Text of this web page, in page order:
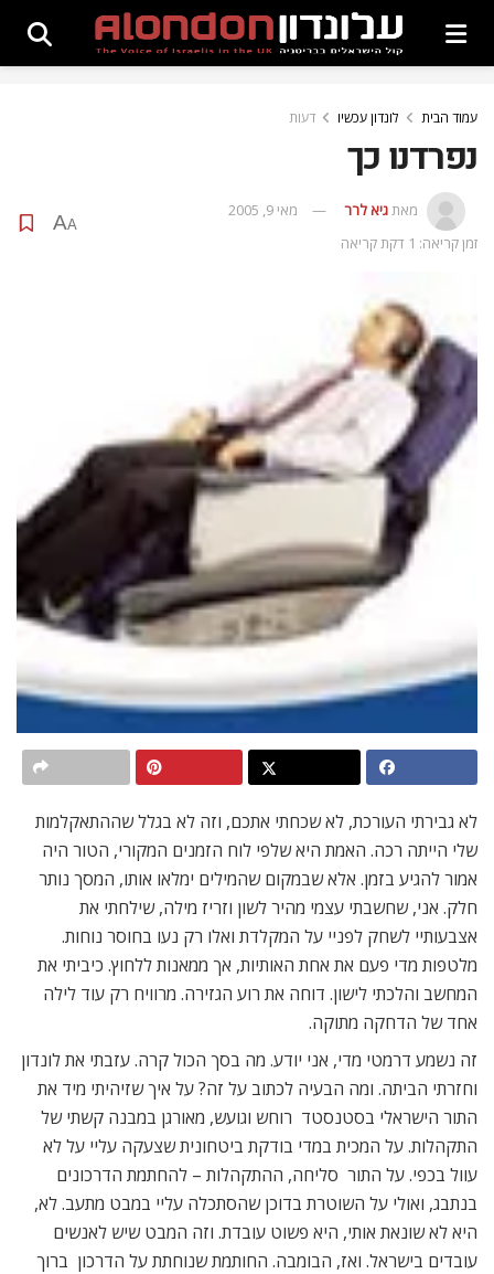
עמוד הבית לונדון עכשיו דעות
נפרדנו כך
מאתגיא לרר
מאי 9, 2005
זמן קריאה: 1 דקת קריאה
A
A
לא גבירתי העורכת, לא שכחתי אתכם, וזה לא בגלל שההתאקלמות
שלי הייתה רכה. האמת היא שלפי לוח הזמנים המקורי, הטור היה
אמור להגיע בזמן. אלא שבמקום שהמילים ימלאו אותו, המסך נותר
חלק. אני, שחשבתי עצמי מהיר לשון וזריז מילה, שילחתי את
אצבעותיי לשחק לפניי על המקלדת ואלו רק נעו בחוסר נוחות.
מלטפות מדי פעם את אחת האותיות, אך ממאנות ללחוץ. כיביתי את
המחשב והלכתי לישון. דוחה את רוע הגזירה. מרוויח רק עוד לילה
אחד של הדחקה מתוקה.
זה נשמע דרמטי מדי, אני יודע. מה בסך הכול קרה. עזבתי את לונדון
וחזרתי הביתה. ומה הבעיה לכתוב על זה? על איך שזיהיתי מיד את
התור הישראלי בסטנסטד  רוחש וגועש, מאורגן במבנה קשתי של
התקהלות. על המכית במדי בודקת ביטחונית שצעקה עליי על לא
עוול בכפי. על התור  סליחה, ההתקהלות – להחתמת הדרכונים
בנתבג, ואולי על השוטרת בדוכן שהסתכלה עליי במבט מתעב. לא,
היא לא שונאת אותי, היא פשוט עובדת. וזה המבט שיש לאנשים
עובדים בישראל. ואז, הבומבה. החותמת שנוחתת על הדרכון  ברוך